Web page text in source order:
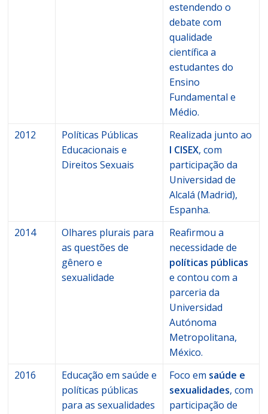
estendendo o
debate com
qualidade
científica a
estudantes do
Ensino
Fundamental e
Médio.
2012
Políticas Públicas
Educacionais e
Direitos Sexuais
Realizada junto ao
I CISEX, com
participação da
Universidad de
Alcalá (Madrid),
Espanha.
2014
Olhares plurais para
as questões de
gênero e
sexualidade
Reafirmou a
necessidade de
políticas públicas
e contou com a
parceria da
Universidad
Autónoma
Metropolitana,
México.
2016
Educação em saúde e
políticas públicas
para as sexualidades
Foco em saúde e
sexualidades, com
participação de